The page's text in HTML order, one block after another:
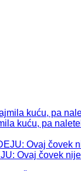
kuću, pa
Ovaj čovek